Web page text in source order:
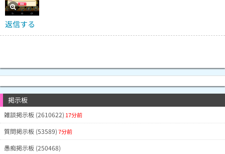
返信する
掲示板
雑談掲示板 (2610622) 17分前
質問掲示板 (53589)7分前
愚痴掲示板 (250468)